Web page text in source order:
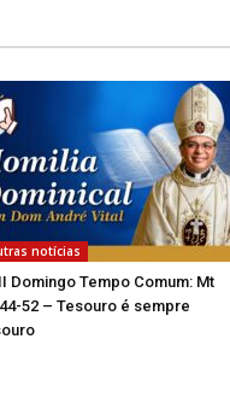
notícias
Domingo Tempo Comum: Mt
52 – Tesouro é sempre